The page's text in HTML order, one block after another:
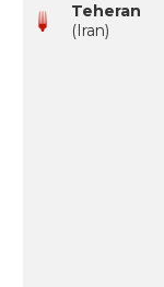
Teheran
(Iran)